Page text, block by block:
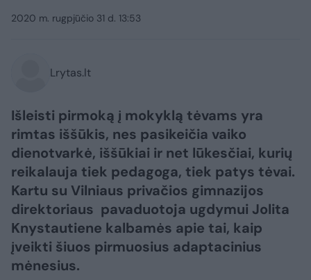
2020 m. rugpjūčio 31 d. 13:53
Lrytas.lt
Išleisti pirmoką į mokyklą tėvams yra
rimtas iššūkis, nes pasikeičia vaiko
dienotvarkė, iššūkiai ir net lūkesčiai, kurių
reikalauja tiek pedagoga, tiek patys tėvai.
Kartu su Vilniaus privačios gimnazijos
direktoriaus pavaduotoja ugdymui Jolita
Knystautiene kalbamės apie tai, kaip
įveikti šiuos pirmuosius adaptacinius
mėnesius.